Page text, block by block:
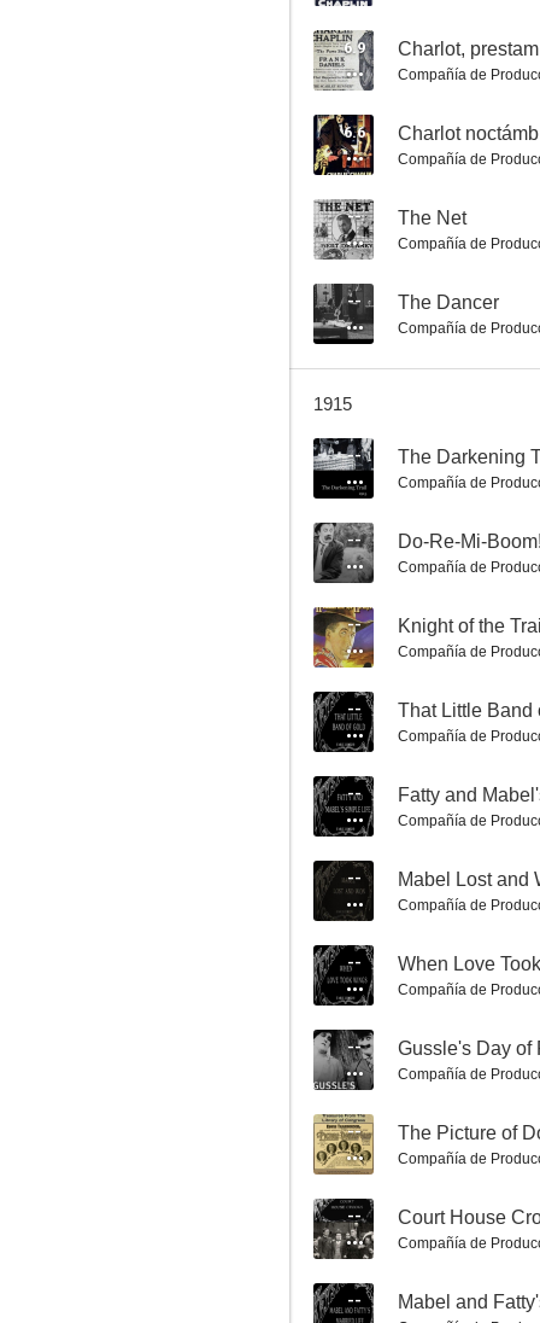
Charlot, falso dentista
4.8
Somebody's Widow
En el país del oro
--
Fatty's Reckless Fling
6.9 Charlot,
Compañía de
6.6 Charlot
Compañía de
-- The Net
Compañía de
-- The Dancer
Compañía de
1915
-- The Darkening
Compañía de
-- Do-Re-Mi-
Compañía de
-- Knight of the
Compañía de
-- That Little Band
Compañía de
-- Fatty and
Compañía de
-- Mabel Lost and
Compañía de
-- When Love
Compañía de
-- Gussle's Day of
Compañía de
-- The Picture of
Compañía de
-- Court House
Compañía de
-- Mabel and